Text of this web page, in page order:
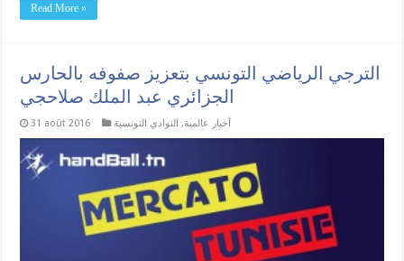
Read More »
الترجي الرياضي التونسي بتعزيز صفوفه بالحارس
الجزائري عبد الملك صلاحجي
31 août 2016 أخبار عالمية, النوادي التونسية